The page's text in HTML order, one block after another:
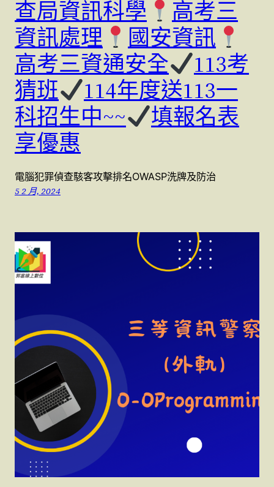
查局資訊科學
高考三
資訊處理
國安資訊
高考三資通安全
113考
猜班
114年度送113一
科招生中~~
填報名表
享優惠
電腦犯罪偵查駭客攻擊排名OWASP洗牌及防治
5 2 月, 2024